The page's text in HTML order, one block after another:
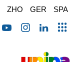
ZHO GER SPA